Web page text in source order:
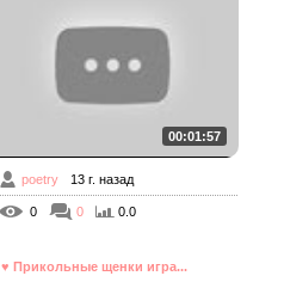
00:01:57
poetry 13 г. назад
0 0 0.0
♥ Прикольные щенки игра...